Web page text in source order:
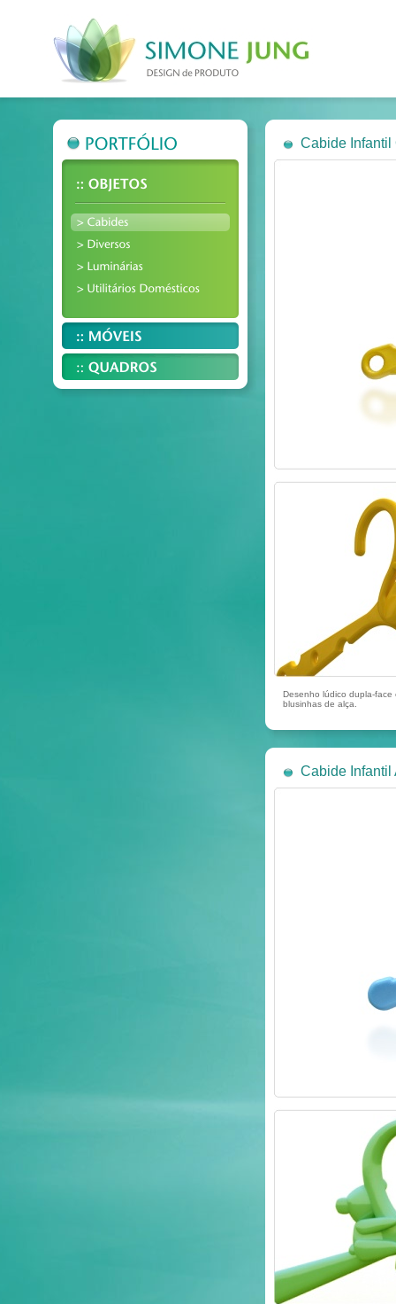
Cabide Infantil
Desenho lúdico dupla-
blusinhas de alça.
Cabide Infantil